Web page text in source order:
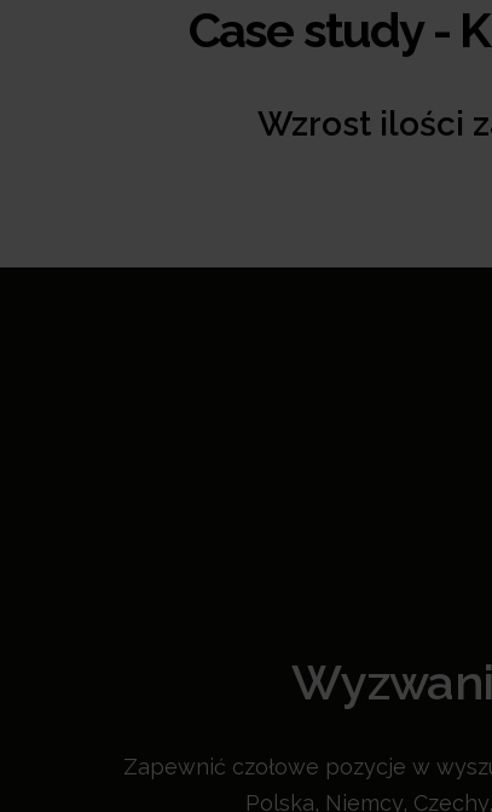
Case study -
Wzrost ilości
Zapewnić czołowe pozycje w
Polska, Niemcy,